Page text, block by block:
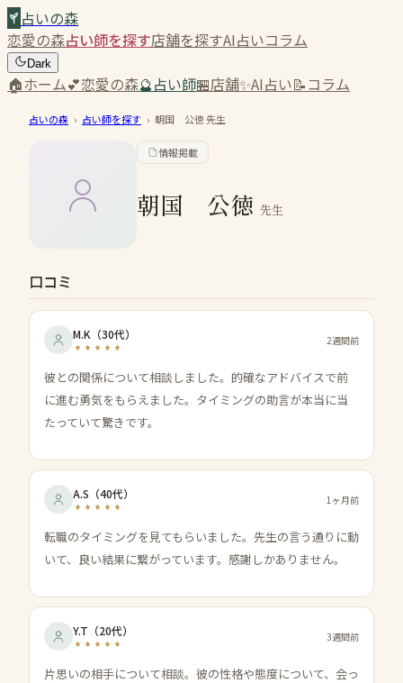
占いの森
恋愛の森占い師を探す店舗を探すAI占いコラム
Dark
🏠ホーム💕恋愛の森🔮占い師🏪店舗✨AI占い📝コラム
占いの森 › 占い師を探す › 朝国 公徳先生
情報掲載
朝国 公徳 先生
口コミ
M.K （30代） 2週間前
彼との関係について相談しました。的確なアドバイスで前
に進む勇気をもらえました。タイミングの助言が本当に当
たっていて驚きです。
A.S （40代） 1ヶ月前
転職のタイミングを見てもらいました。先生の言う通りに動
いて、良い結果に繋がっています。感謝しかありません。
Y.T （20代） 3週間前
片思いの相手について相談。彼の性格や態度について、会っ